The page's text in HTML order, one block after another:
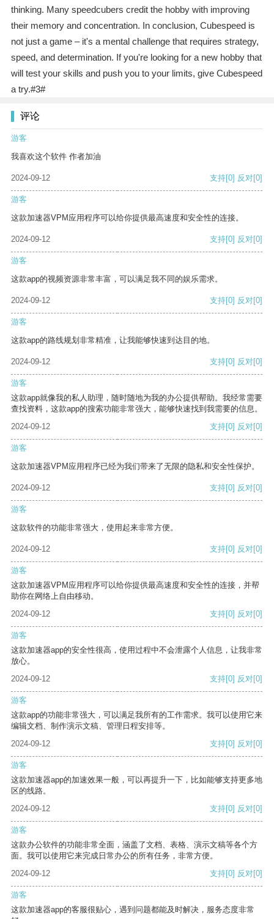
thinking. Many speedcubers credit the hobby with improving
their memory and concentration. In conclusion, Cubespeed is
not just a game – it's a mental challenge that requires strategy,
speed, and determination. If you're looking for a new hobby that
will test your skills and push you to your limits, give Cubespeed
a try.#3#
评论
游客
我喜欢这个软件 作者加油
2024-09-12 支持[0] 反对[0]
游客
这款加速器VPM应用程序可以给你提供最高速度和安全性的连接。
2024-09-12 支持[0] 反对[0]
游客
这款app的视频资源非常丰富，可以满足我不同的娱乐需求。
2024-09-12 支持[0] 反对[0]
游客
这款app的路线规划非常精准，让我能够快速到达目的地。
2024-09-12 支持[0] 反对[0]
游客
这款app就像我的私人助理，随时随地为我的办公提供帮助。我经常需要
查找资料，这款app的搜索功能非常强大，能够快速找到我需要的信息。
2024-09-12
支持[0] 反对[0]
游客
这款加速器VPM应用程序已经为我们带来了无限的隐私和安全性保护。
2024-09-12 支持[0] 反对[0]
游客
这款软件的功能非常强大，使用起来非常方便。
2024-09-12 支持[0] 反对[0]
游客
这款加速器VPM应用程序可以给你提供最高速度和安全性的连接，并帮
助你在网络上自由移动。
2024-09-12
支持[0] 反对[0]
游客
这款加速器app的安全性很高，使用过程中不会泄露个人信息，让我非常
放心。
2024-09-12
支持[0] 反对[0]
游客
这款app的功能非常强大，可以满足我所有的工作需求。我可以使用它来
编辑文档、制作演示文稿、管理日程安排等。
2024-09-12
支持[0] 反对[0]
游客
这款加速器app的加速效果一般，可以再提升一下，比如能够支持更多地
区的线路。
2024-09-12
支持[0] 反对[0]
游客
这款办公软件的功能非常全面，涵盖了文档、表格、演示文稿等各个方
面。我可以使用它来完成日常办公的所有任务，非常方便。
2024-09-12
支持[0] 反对[0]
游客
这款加速器app的客服很贴心，遇到问题都能及时解决，服务态度非常